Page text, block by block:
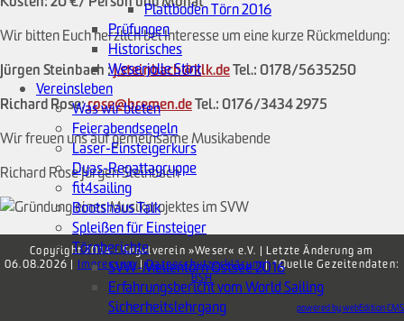
Plattboden Törn 2016
Prüfungen
Historisches
Weserjolle Stint
Vereinsleben
Was wir bieten
Feierabendsegeln
Laser-Einsteigerkurs
Dyas-Regattagruppe
fit4sailing
Bootshaus Talk
Spleißen für Einsteiger
Törnberichte
SVW-Meilentörn Ostsee 2016
Erfahrungsbericht vom World Sailing
Sicherheitslehrgang
Wir bitten Euch herzlich bei Interesse um eine kurze Rückmeldung:
Jürgen Steinbach :j.steinbach@klk.deTel.: 0178/5635250
Richard Rose:rose@bremen.deTel.: 0176/3434 2975
Wir freuen uns auf gemeinsame Musikabende
Richard Rose Jürgen Steinbach
Copyright 2014 - Segelverein »Weser« e.V. | Letzte Änderung am
06.08.2026 | Impressum|Datenschutzerklärung| *Quelle Gezeitendaten:
BSH
powered by webEdition CMS